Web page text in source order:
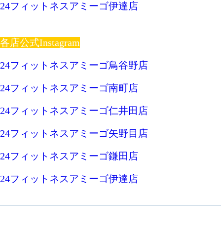
24フィットネスアミーゴ伊達店
各店公式Instagram
24フィットネスアミーゴ鳥谷野店
24フィットネスアミーゴ南町店
24フィットネスアミーゴ仁井田店
24フィットネスアミーゴ矢野目店
24フィットネスアミーゴ鎌田店
24フィットネスアミーゴ伊達店